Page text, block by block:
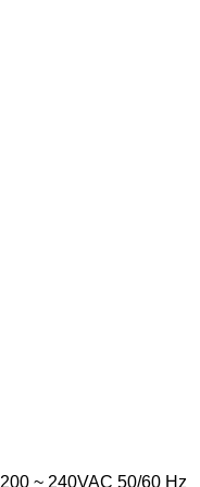
200 ~ 240VAC 50/60 Hz